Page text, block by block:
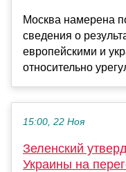
Москва намерена
сведения о
европейскими и
относительно
15:00, 22 Ноя
Зеленский
Украины на